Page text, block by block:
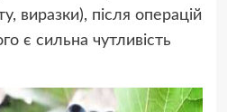
виразки), після операцій
є сильна чутливість